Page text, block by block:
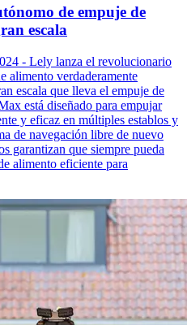
de empuje de
escala
- Lely lanza el revolucionario
alimento verdaderamente
escala que lleva el empuje de
está diseñado para empujar
y eficaz en múltiples establos y
de navegación libre de nuevo
garantizan que siempre pueda
alimento eficiente para